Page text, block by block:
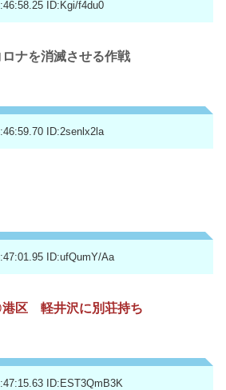
ID:Kgi/f4du0
ナを消滅させる作戦
ID:2senlx2la
ID:ufQumY/Aa
港区 軽井沢に別荘持ち
ID:EST3QmB3K